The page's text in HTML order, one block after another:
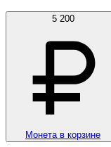
5 200
Монета в корзине